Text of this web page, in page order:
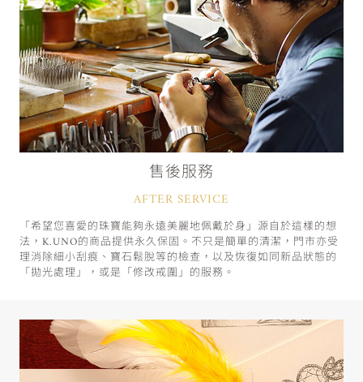
售後服務
AFTER SERVICE
「希望您喜愛的珠寶能夠永遠美麗地佩戴於身」源自於這樣的想
法，K.UNO的商品提供永久保固。不只是簡單的清潔，門市亦受
理消除細小刮痕、寶石鬆脫等的檢查，以及恢復如同新品狀態的
「拋光處理」，或是「修改戒圍」的服務。